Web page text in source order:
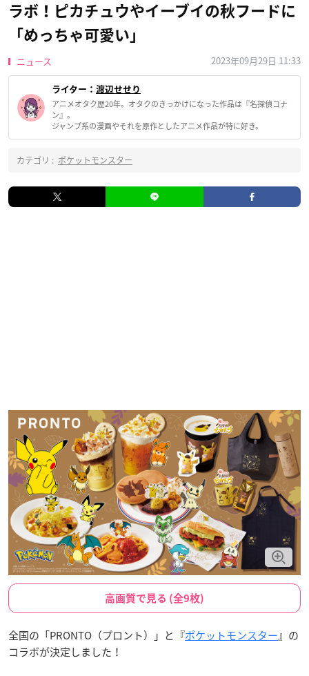
ラボ！ピカチュウやイーブイの秋フードに
「めっちゃ可愛い」
ニュース 2023年09月29日 11:33
ライター： 渡辺せせり
アニメオタク歴20年。オタクのきっかけになった作品は『名探偵コナ
ン』。
ジャンプ系の漫画やそれを原作としたアニメ作品が特に好き。
カテゴリ : ポケットモンスター
高画質で見る (全9枚)
全国の「PRONTO（プロント）」と『ポケットモンスター』の
コラボが決定しました！